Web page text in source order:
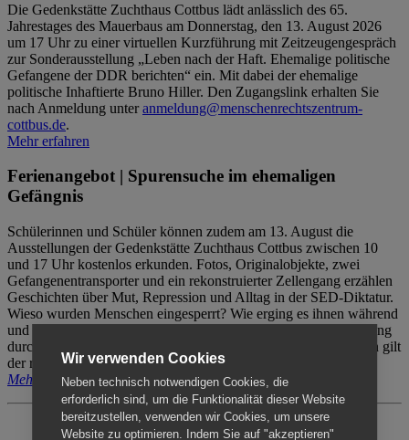
Die Gedenkstätte Zuchthaus Cottbus lädt anlässlich des 65.
Jahrestages des Mauerbaus am Donnerstag, den 13. August 2026
um 17 Uhr zu einer virtuellen Kurzführung mit Zeitzeugengespräch
zur Sonderausstellung „Leben nach der Haft. Ehemalige politische
Gefangene der DDR berichten“ ein. Mit dabei der ehemalige
politische Inhaftierte Bruno Hiller. Den Zugangslink erhalten Sie
nach Anmeldung unteranmeldung@menschenrechtszentrum-
cottbus.de.
Mehr erfahren
Ferienangebot | Spurensuche im ehemaligen
Gefängnis
Schülerinnen und Schüler können zudem am 13. August die
Ausstellungen der Gedenkstätte Zuchthaus Cottbus zwischen 10
und 17 Uhr kostenlos erkunden. Fotos, Originalobjekte, zwei
Gefangenentransporter und ein rekonstruierter Zellengang erzählen
Geschichten über Mut, Repression und Alltag in der SED-Diktatur.
Wieso wurden Menschen eingesperrt? Wie erging es ihnen während
und nach der Haft? Der Besuch erfolgt individuell ohne Betreuung
durch das Menschenrechtszentrum Cottbus. Für Begleitpersonen gilt
der reguläre Eintritt (8€ / ermäßigt 5€).
Mehr erfahren
Wir verwenden Cookies
Neben technisch notwendigen Cookies, die
erforderlich sind, um die Funktionalität dieser Website
bereitzustellen, verwenden wir Cookies, um unsere
Website zu optimieren. Indem Sie auf "akzeptieren"